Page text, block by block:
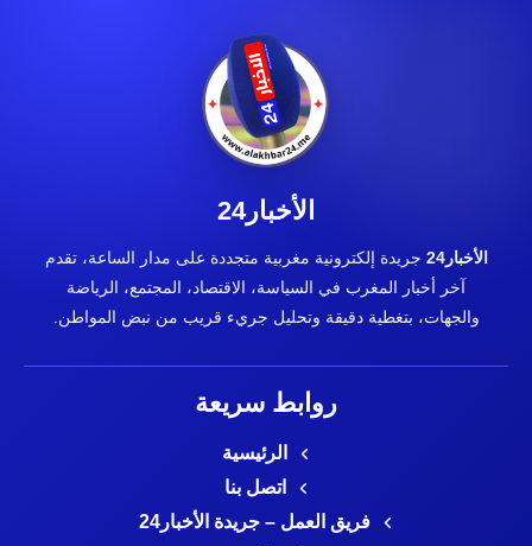
الأخبار24
الأخبار24
جريدة إلكترونية مغربية متجددة على مدار الساعة، تقدم
آخر أخبار المغرب في السياسة، الاقتصاد، المجتمع، الرياضة
والجهات، بتغطية دقيقة وتحليل جريء قريب من نبض المواطن.
روابط سريعة
الرئيسية
اتصل بنا
فريق العمل – جريدة الأخبار24